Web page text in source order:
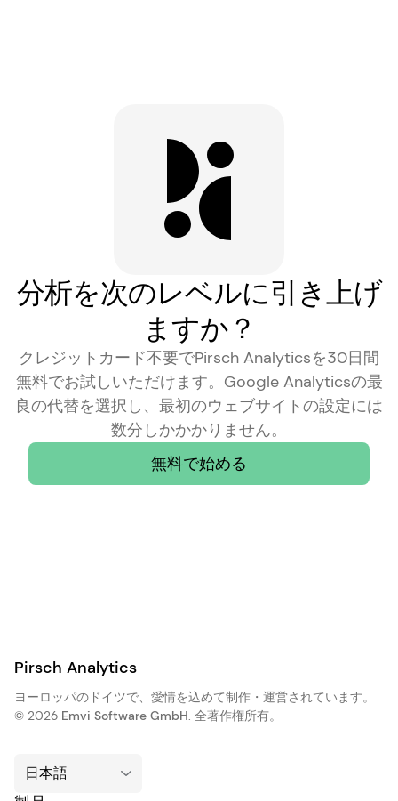
分析を次のレベルに引き上げ
ますか？
クレジットカード不要でPirsch Analyticsを30日間
無料でお試しいただけます。Google Analyticsの最
良の代替を選択し、最初のウェブサイトの設定には
数分しかかかりません。
無料で始める
Pirsch Analytics
ヨーロッパのドイツで、愛情を込めて制作・運営されています。
© 2026 Emvi Software GmbH. 全著作権所有。